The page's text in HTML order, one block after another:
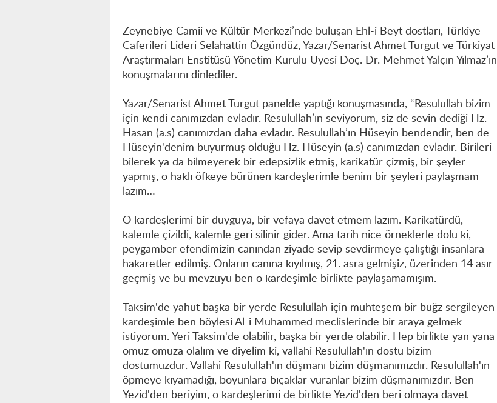
Zeynebiye Camii ve Kültür Merkezi’nde buluşan Ehl-i Beyt dostları, Türkiye
Caferileri Lideri Selahattin Özgündüz, Yazar/Senarist Ahmet Turgut ve Türkiyat
Araştırmaları Enstitüsü Yönetim Kurulu Üyesi Doç. Dr. Mehmet Yalçın Yılmaz’ın
konuşmalarını dinlediler.
Yazar/Senarist Ahmet Turgut panelde yaptığı konuşmasında, “Resulullah bizim
için kendi canımızdan evladır. Resulullah’ın seviyorum, siz de sevin dediği Hz.
Hasan (a.s) canımızdan daha evladır. Resulullah’ın Hüseyin bendendir, ben de
Hüseyin'denim buyurmuş olduğu Hz. Hüseyin (a.s) canımızdan evladır. Birileri
bilerek ya da bilmeyerek bir edepsizlik etmiş, karikatür çizmiş, bir şeyler
yapmış, o haklı öfkeye bürünen kardeşlerimle benim bir şeyleri paylaşmam
lazım…
O kardeşlerimi bir duyguya, bir vefaya davet etmem lazım. Karikatürdü,
kalemle çizildi, kalemle geri silinir gider. Ama tarih nice örneklerle dolu ki,
peygamber efendimizin canından ziyade sevip sevdirmeye çalıştığı insanlara
hakaretler edilmiş. Onların canına kıyılmış, 21. asra gelmişiz, üzerinden 14 asır
geçmiş ve bu mevzuyu ben o kardeşimle birlikte paylaşamamışım.
Taksim'de yahut başka bir yerde Resulullah için muhteşem bir buğz sergileyen
kardeşimle ben böylesi Al-i Muhammed meclislerinde bir araya gelmek
istiyorum. Yeri Taksim'de olabilir, başka bir yerde olabilir. Hep birlikte yan yana
omuz omuza olalım ve diyelim ki, vallahi Resulullah'ın dostu bizim
dostumuzdur. Vallahi Resulullah'ın düşmanı bizim düşmanımızdır. Resulullah'ın
öpmeye kıyamadığı, boyunlara bıçaklar vuranlar bizim düşmanımızdır. Ben
Yezid'den beriyim, o kardeşlerimi de birlikte Yezid'den beri olmaya davet